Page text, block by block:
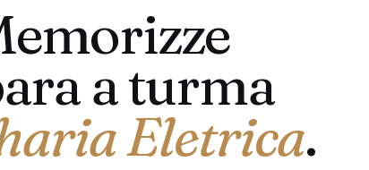
a turma
Eletrica.